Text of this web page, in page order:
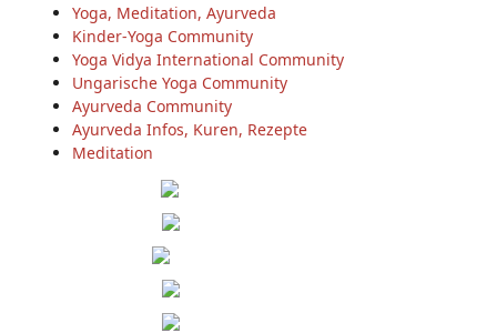
Yoga, Meditation, Ayurveda
Kinder-Yoga Community
Yoga Vidya International Community
Ungarische Yoga Community
Ayurveda Community
Ayurveda Infos, Kuren, Rezepte
Meditation